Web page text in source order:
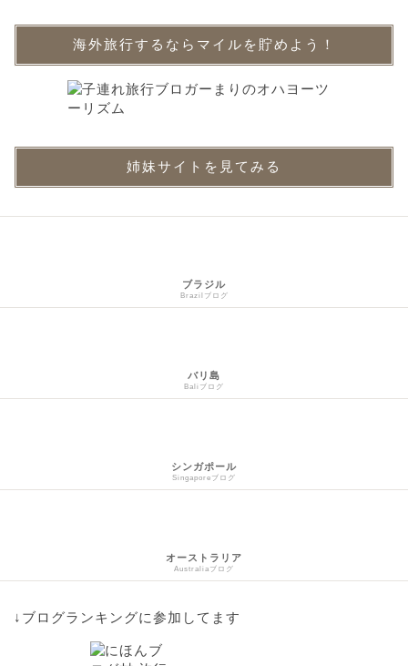
海外旅行するならマイルを貯めよう！
姉妹サイトを見てみる
ブラジル
Brazilブログ
バリ島
Baliブログ
シンガポール
Singaporeブログ
オーストラリア
Australiaブログ
↓ブログランキングに参加してます